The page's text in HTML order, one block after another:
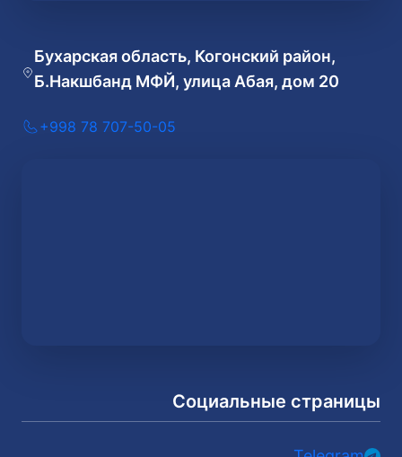
Бухарская область, Когонский район,
Б.Накшбанд МФЙ, улица Абая, дом 20
+998 78 707-50-05
Социальные страницы